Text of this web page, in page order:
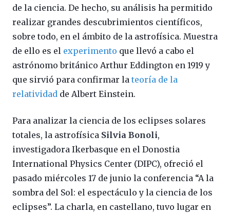
de la ciencia. De hecho, su análisis ha permitido
realizar grandes descubrimientos científicos,
sobre todo, en el ámbito de la astrofísica. Muestra
de ello es el experimento que llevó a cabo el
astrónomo británico Arthur Eddington en 1919 y
que sirvió para confirmar la teoría de la
relatividad de Albert Einstein.
Para analizar la ciencia de los eclipses solares
totales, la astrofísica Silvia Bonoli,
investigadora Ikerbasque en el Donostia
International Physics Center (DIPC), ofreció el
pasado miércoles 17 de junio la conferencia “A la
sombra del Sol: el espectáculo y la ciencia de los
eclipses”. La charla, en castellano, tuvo lugar en